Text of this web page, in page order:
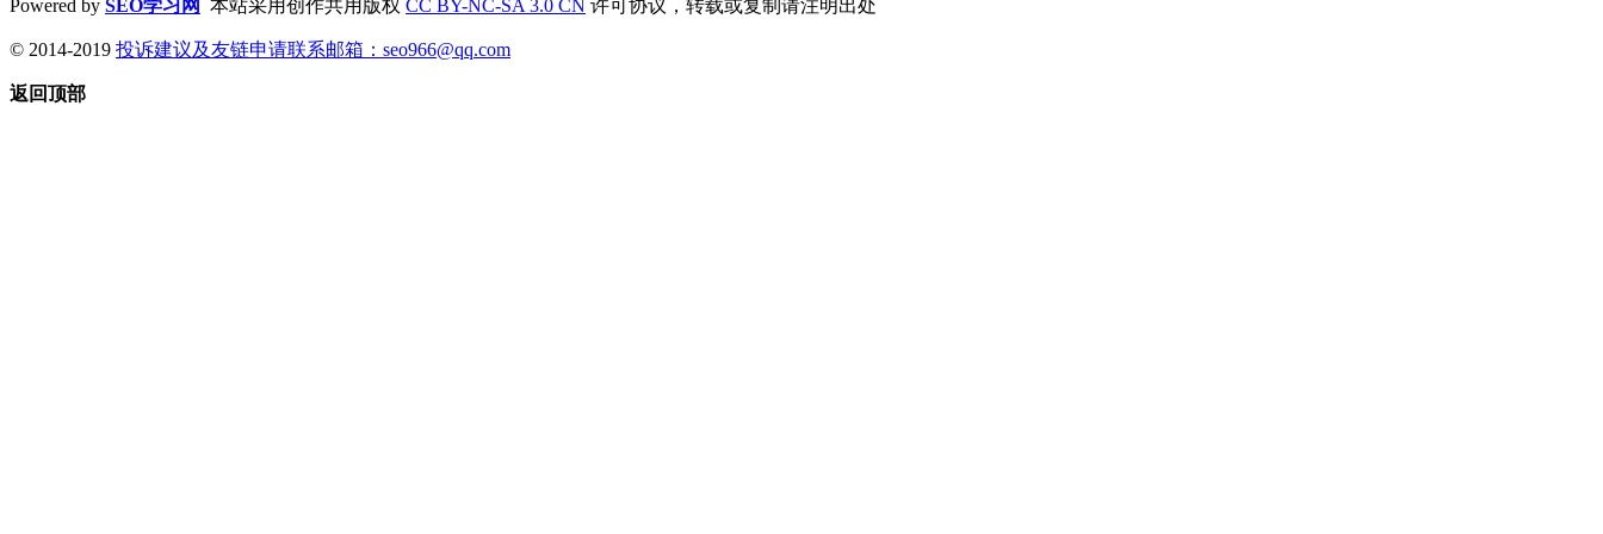
Powered by SEO学习网 本站采用创作共用版权 CC BY-NC-SA 3.0 CN 许可协议，转载或复制请注明出处
© 2014-2019 投诉建议及友链申请联系邮箱： seo966@qq.com
返回顶部